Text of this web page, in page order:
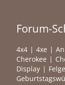
Forum-
4x4 4xe
Cherokee
Display